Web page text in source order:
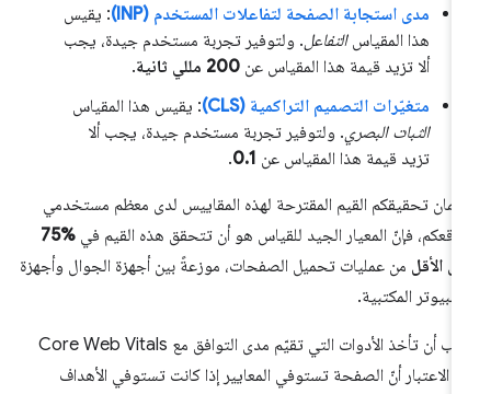
مدى استجابة الصفحة لتفاعلات المستخدم (INP)
: يقيس
هذا المقياسالتفاعل. ولتوفير تجربة مستخدم جيدة، يجب
ألا تزيد قيمة هذا المقياس عن 200 مللي ثانية
.
متغيّرات التصميم التراكمية (CLS)
: يقيس هذا المقياس
الثبات البصري. ولتوفير تجربة مستخدم جيدة، يجب ألا
تزيد قيمة هذا المقياس عن 0.1
.
تحقيقكم القيم المقترحة لهذه المقاييس لدى معظم مستخدمي
فإنّ المعيار الجيد للقياس هو أن تتحقق هذه القيم في
%75
الأقلمن عمليات تحميل الصفحات، موزعةً بين أجهزة الجوال وأجهزة
المكتبية.
يجب أن تأخذ الأدوات التي تقيّم مدى التوافق مع Core Web Vitals
الاعتبار أنّ الصفحة تستوفي المعايير إذا كانت تستوفي الأهداف